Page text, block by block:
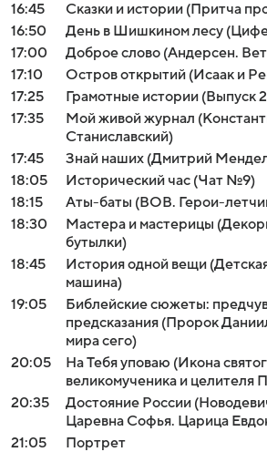
16:45
Сказки и истории (Притча
16:50
День в Шишкином лесу
17:00
Доброе слово (Андерсен.
17:10
Остров открытий (Исаак и
17:25
Грамотные истории (Выпуск
17:35
Мой живой журнал
Станиславский)
17:45
Знай наших (Дмитрий
18:05
Исторический час (Чат №9)
18:15
Аты-баты (ВОВ. Герои-
18:30
Мастера и мастерицы
бутылки)
18:45
История одной вещи
машина)
19:05
Библейские сюжеты:
предсказания (Пророк
мира сего)
20:05
На Тебя уповаю (Икона
великомученика и целителя
20:35
Достояние России
Царевна Софья. Царица
21:05
Портрет